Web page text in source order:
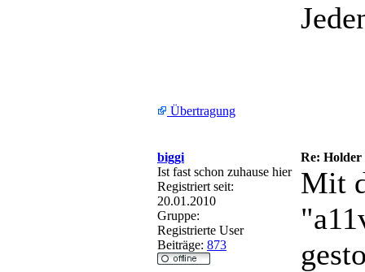
Übertragung
biggi
Re: Holder
Ist fast schon zuhause hier
Registriert seit:
20.01.2010
Gruppe:
Registrierte User
Beiträge: 873
Mit